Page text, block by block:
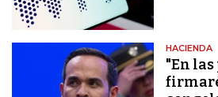
HACIENDA
"En